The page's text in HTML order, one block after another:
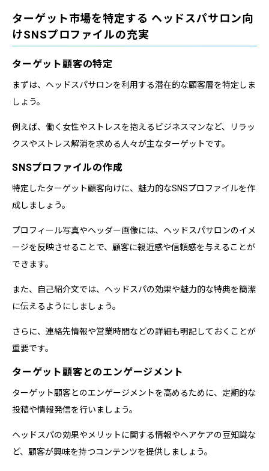
ターゲット市場を特定する ヘッドスパサロン向
けSNSプロファイルの充実
ターゲット顧客の特定
まずは、ヘッドスパサロンを利用する潜在的な顧客層を特定しま
しょう。
例えば、働く女性やストレスを抱えるビジネスマンなど、リラッ
クスやストレス解消を求める人々が主なターゲットです。
SNSプロファイルの作成
特定したターゲット顧客向けに、魅力的なSNSプロファイルを作
成しましょう。
プロフィール写真やヘッダー画像には、ヘッドスパサロンのイメ
ージを反映させることで、顧客に親近感や信頼感を与えることが
できます。
また、自己紹介文では、ヘッドスパの効果や魅力的な特典を簡潔
に伝えるようにしましょう。
さらに、連絡先情報や営業時間などの詳細も明記しておくことが
重要です。
ターゲット顧客とのエンゲージメント
ターゲット顧客とのエンゲージメントを高めるために、定期的な
投稿や情報発信を行いましょう。
ヘッドスパの効果やメリットに関する情報やヘアケアの豆知識な
ど、顧客が興味を持つコンテンツを提供しましょう。